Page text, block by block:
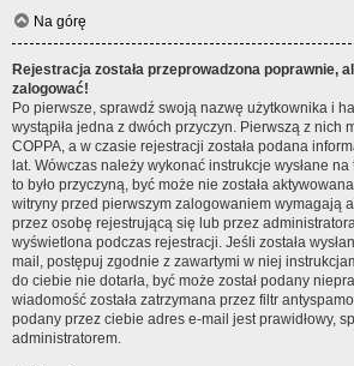
Na górę
Rejestracja została przeprowadzona poprawnie,
zalogować!
Po pierwsze, sprawdź swoją nazwę użytkownika i
wystąpiła jedna z dwóch przyczyn. Pierwszą z nich
COPPA, a w czasie rejestracji została podana
lat. Wówczas należy wykonać instrukcje wysłane
to było przyczyną, być może nie została
witryny przed pierwszym zalogowaniem wymagają
przez osobę rejestrującą się lub przez
wyświetlona podczas rejestracji. Jeśli została
mail, postępuj zgodnie z zawartymi w niej
do ciebie nie dotarła, być może został podany
wiadomość została zatrzymana przez filtr
podany przez ciebie adres e-mail jest prawidłowy,
administratorem.